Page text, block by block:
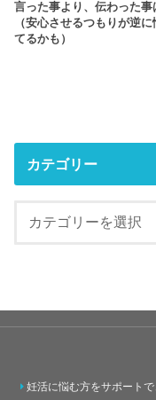
言った事より、伝わった事
（安心させるつもりが逆
てるかも）
カテゴリー
妊活に悩む方をサポート